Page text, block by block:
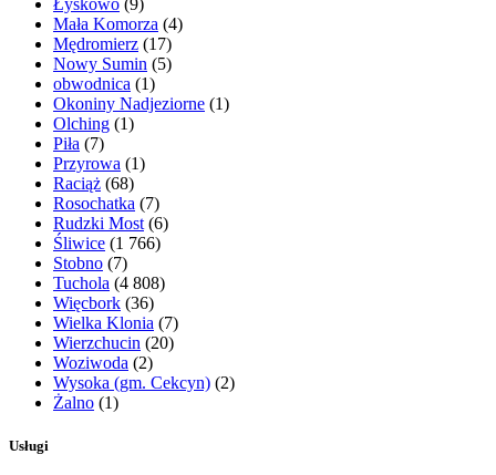
Mała Komorza (4)
Mędromierz (17)
Nowy Sumin (5)
obwodnica (1)
Okoniny Nadjeziorne (1)
Olching (1)
Piła (7)
Przyrowa (1)
Raciąż (68)
Rosochatka (7)
Rudzki Most (6)
Śliwice (1 766)
Stobno (7)
Tuchola (4 808)
Więcbork (36)
Wielka Klonia (7)
Wierzchucin (20)
Woziwoda (2)
Wysoka (gm. Cekcyn) (2)
Żalno (1)
Usługi